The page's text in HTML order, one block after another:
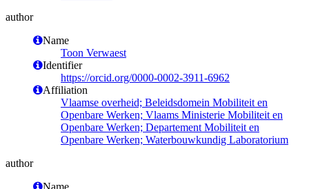
author
Name
Toon Verwaest
Identifier
https://orcid.org/0000-0002-3911-6962
Affiliation
Vlaamse overheid; Beleidsdomein Mobiliteit en
Openbare Werken; Vlaams Ministerie Mobiliteit en
Openbare Werken; Departement Mobiliteit en
Openbare Werken; Waterbouwkundig Laboratorium
author
Name